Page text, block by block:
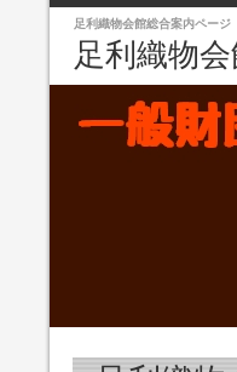
足利織物会館総合案内ペー
足利織物